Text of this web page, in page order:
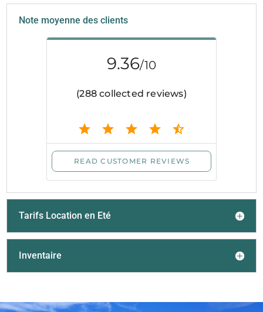
Note moyenne des clients
Tarifs Location en Eté
Inventaire